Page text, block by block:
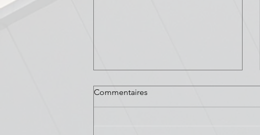
Commentaires